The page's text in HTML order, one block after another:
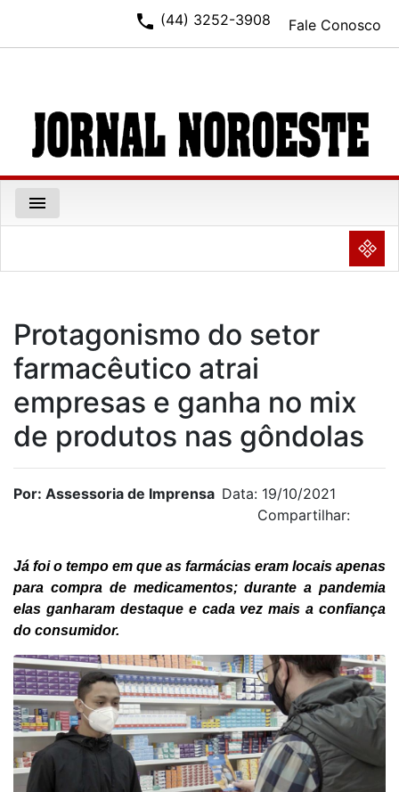
Fale Conosco
phone (44) 3252-3908
menu
NULL
Protagonismo do setor
farmacêutico atrai
empresas e ganha no mix
de produtos nas gôndolas
Por: Assessoria de Imprensa Data: 19/10/2021
Compartilhar:
Já foi o tempo em que as farmácias eram locais apenas
para compra de medicamentos; durante a pandemia
elas ganharam destaque e cada vez mais a confiança
do consumidor.